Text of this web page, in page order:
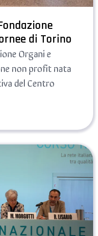
di Torino
Organi e
non profit nata
del Centro